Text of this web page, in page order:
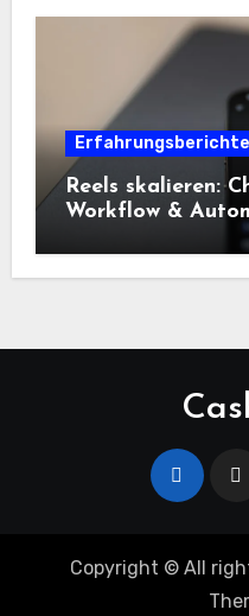
Erfahrungsberichte
Reels skalieren:
Workflow &
Copyright © All